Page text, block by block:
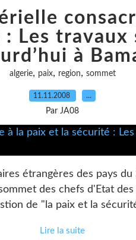
: Les travaux
à
algerie, paix, region, sommet
11.11.2008 …
Par JA08
étrangères des pays du
des chefs d'Etat
de "la paix et la
Lire la suite